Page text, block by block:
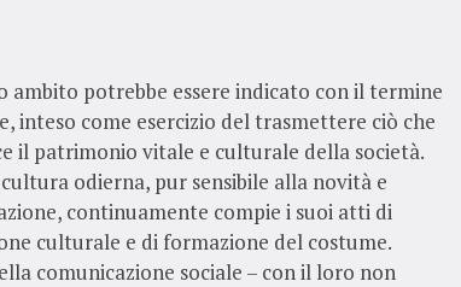
ambito potrebbe essere indicato con il termine
inteso come esercizio del trasmettere ciò che
il patrimonio vitale e culturale della società.
odierna, pur sensibile alla novità e
continuamente compie i suoi atti di
culturale e di formazione del costume.
comunicazione sociale – con il loro non